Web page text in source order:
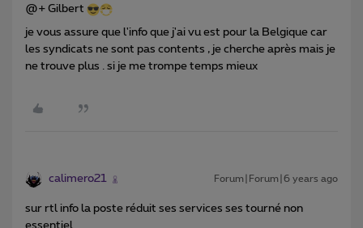
@+ Gilbert
je vous assure que l'info que j'ai vu est pour la Belgique car
les syndicats ne sont pas contents , je cherche après mais je
ne trouve plus . si je me trompe temps mieux
calimero21 Forum|Forum|6 years ago
sur rtl info la poste réduit ses services ses tourné non
essentiel